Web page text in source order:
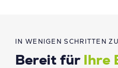
IN WENIGEN SCHRITTEN
Bereit für
Ihre